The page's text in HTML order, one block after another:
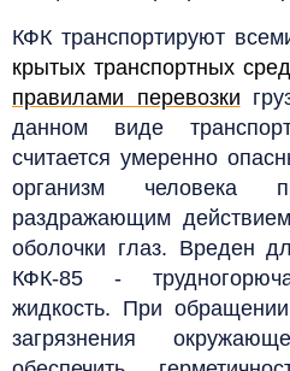
КФК транспортируют
крытых транспортных
правилами перевозки
данном виде
считается умеренно
организм человека
раздражающим
оболочки глаз. Вреден
КФК-85 -
жидкость. При
загрязнения